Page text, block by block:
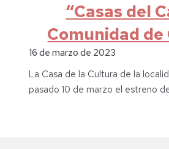
“Casas del
Comunidad de
16 de marzo de 2023
La Casa de la Cultura de la
pasado 10 de marzo el estreno